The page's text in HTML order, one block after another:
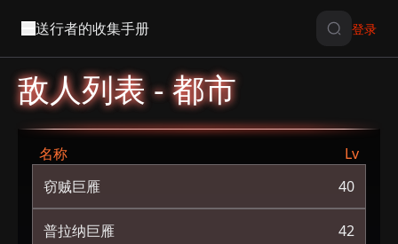
送行者的收集手册 登录
敌人列表 - 都市
名称
Lv
窃贼巨雁
40
普拉纳巨雁 42